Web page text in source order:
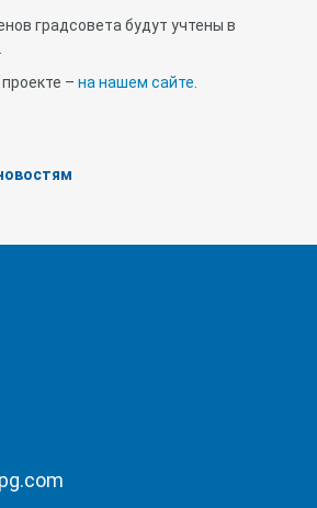
градсовета будут учтены в
– на нашем сайте